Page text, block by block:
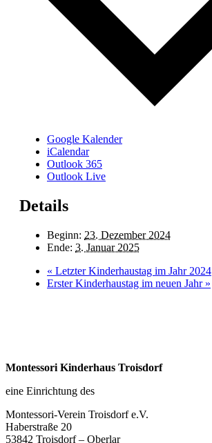
Google Kalender
iCalendar
Outlook 365
Outlook Live
Details
Beginn: 23. Dezember 2024
Ende: 3. Januar 2025
« Letzter Kinderhaustag im Jahr 2024
Erster Kinderhaustag im neuen Jahr »
Montessori Kinderhaus Troisdorf
eine Einrichtung des
Montessori-Verein Troisdorf e.V.
Haberstraße 20
53842 Troisdorf – Oberlar